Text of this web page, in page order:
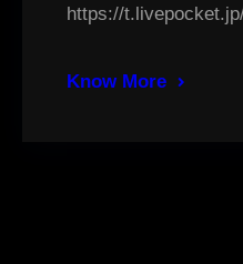
https://
Know More